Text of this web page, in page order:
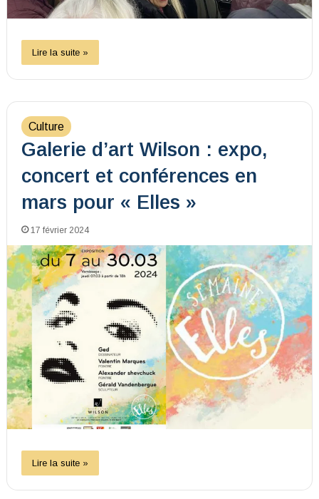
Lire la suite »
Culture
Galerie d’art Wilson : expo,
concert et conférences en
mars pour « Elles »
17 février 2024
Lire la suite »